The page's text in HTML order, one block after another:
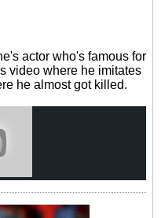
actor who's famous for
video where he imitates
he almost got killed.